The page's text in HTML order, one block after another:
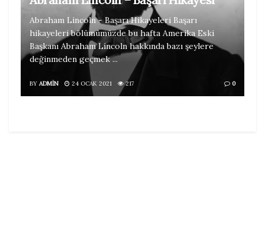
Abraham Lincoln - Başarı Hikayeleri Başarı
hikayeleri bölümümüzde bu hafta Amerika Eski
Başkanı Abraham Lincoln hakkında bazı şeylere
değinmeden geçmek ...
BY ADMIN 24 OCAK 2021 0
217